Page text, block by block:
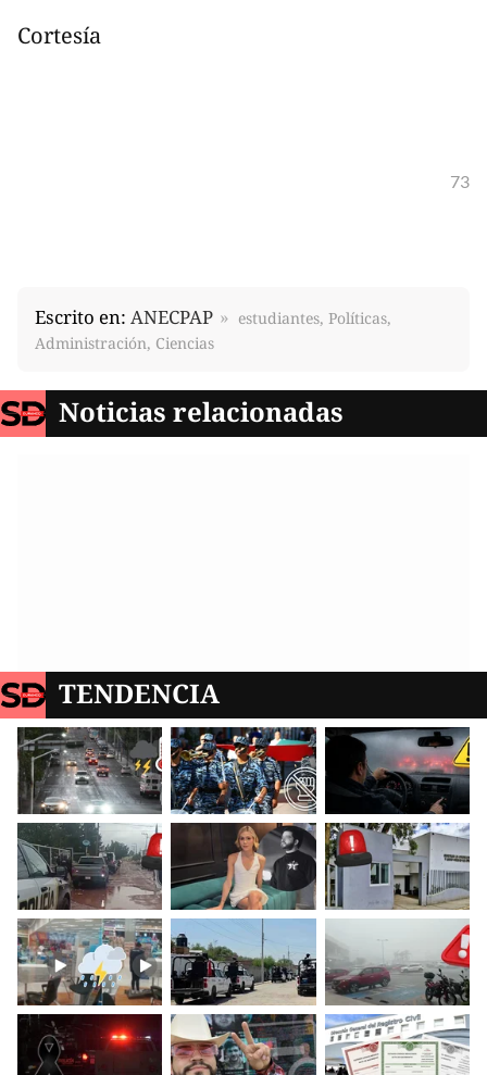
Cortesía
73
Escrito en: ANECPAP
estudiantes, Políticas,
Administración, Ciencias
Noticias relacionadas
TENDENCIA